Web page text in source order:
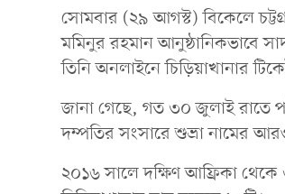
সোমবার (২৯ আগস্ট) বিকেলে
মমিনুর রহমান আনুষ্ঠানিকভাবে
তিনি অনলাইনে চিড়িয়াখানার
জানা গেছে, গত ৩০ জুলাই রাতে
দম্পতির সংসারে শুভ্রা নামের
২০১৬ সালে দক্ষিণ আফ্রিকা